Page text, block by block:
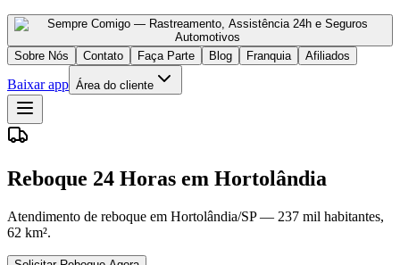
Sobre Nós Contato Faça Parte Blog Franquia Afiliados
Baixar app Área do cliente
Reboque 24 Horas em Hortolândia
Atendimento de reboque em Hortolândia/SP — 237 mil habitantes,
62 km².